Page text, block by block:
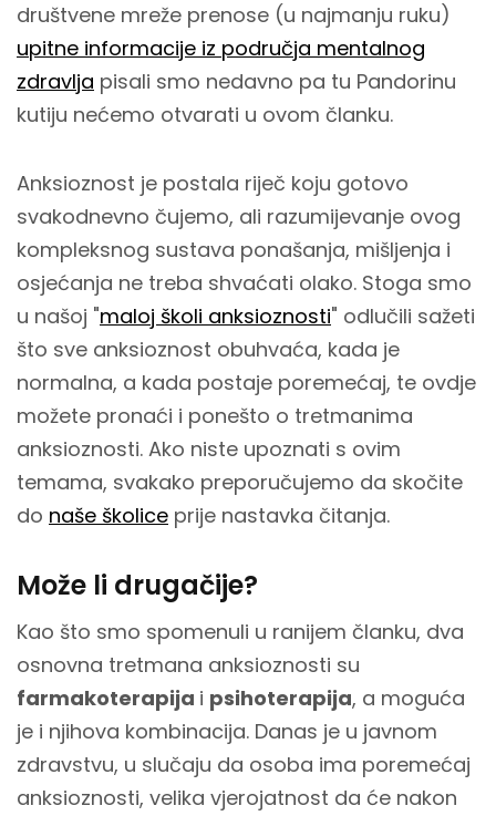
društvene mreže prenose (u najmanju ruku)
upitne informacije iz područja mentalnog
zdravlja pisali smo nedavno pa tu Pandorinu
kutiju nećemo otvarati u ovom članku.
Anksioznost je postala riječ koju gotovo
svakodnevno čujemo, ali razumijevanje ovog
kompleksnog sustava ponašanja, mišljenja i
osjećanja ne treba shvaćati olako. Stoga smo
u našoj "maloj školi anksioznosti" odlučili sažeti
što sve anksioznost obuhvaća, kada je
normalna, a kada postaje poremećaj, te ovdje
možete pronaći i ponešto o tretmanima
anksioznosti. Ako niste upoznati s ovim
temama, svakako preporučujemo da skočite
do naše školice prije nastavka čitanja.
Može li drugačije?
Kao što smo spomenuli u ranijem članku, dva
osnovna tretmana anksioznosti su
farmakoterapija i psihoterapija, a moguća
je i njihova kombinacija. Danas je u javnom
zdravstvu, u slučaju da osoba ima poremećaj
anksioznosti, velika vjerojatnost da će nakon